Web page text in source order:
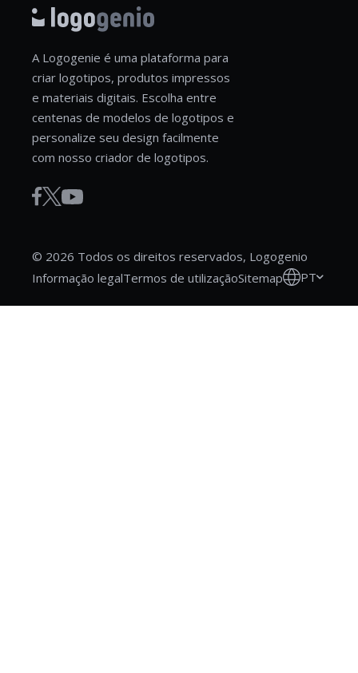
A Logogenie é uma plataforma para
criar logotipos, produtos impressos
e materiais digitais. Escolha entre
centenas de modelos de logotipos e
personalize seu design facilmente
com nosso criador de logotipos.
© 2026 Todos os direitos reservados, Logogenio
Informação legalTermos de utilizaçãoSitemap PT